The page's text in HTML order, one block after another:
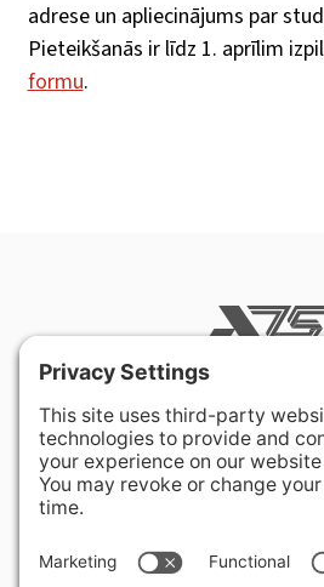
adrese un apliecinājums par
Pieteikšanās ir līdz 1. aprīlim
formu.
Rockville, MD
+ 1 301 340